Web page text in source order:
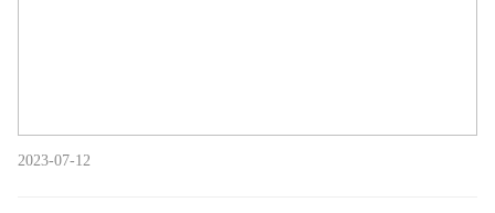
2023-07-12